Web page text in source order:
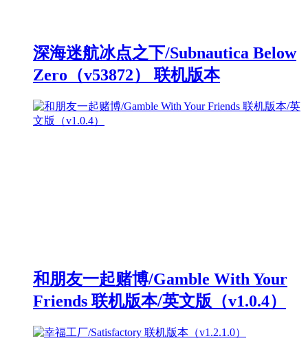
深海迷航冰点之下/Subnautica Below
Zero（v53872） 联机版本
和朋友一起赌博/Gamble With Your
Friends 联机版本/英文版（v1.0.4）